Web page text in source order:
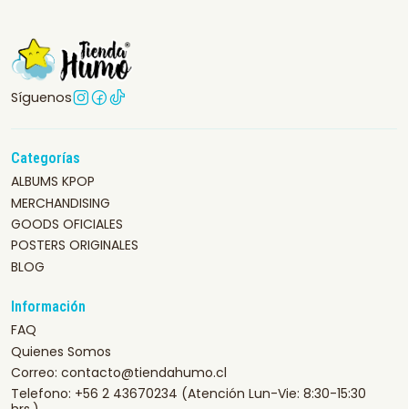
Síguenos
Categorías
ALBUMS KPOP
MERCHANDISING
GOODS OFICIALES
POSTERS ORIGINALES
BLOG
Información
FAQ
Quienes Somos
Correo: contacto@tiendahumo.cl
Telefono: +56 2 43670234 (Atención Lun-Vie: 8:30-15:30